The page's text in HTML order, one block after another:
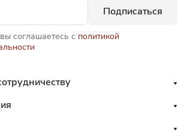
Подписаться
соглашаетесь с политикой